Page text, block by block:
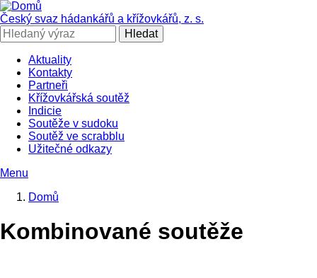
Přejít
k
hlavnímu
obsahu
Český svaz hádankářů a křížovkářů, z. s.
Hledat
SČHAK
Aktuality
Kontakty
Partneři
Křížovkářská soutěž
Indicie
Soutěže v sudoku
Soutěž ve scrabblu
Užitečné odkazy
Menu
navigace
Domů
Kombinované soutěže